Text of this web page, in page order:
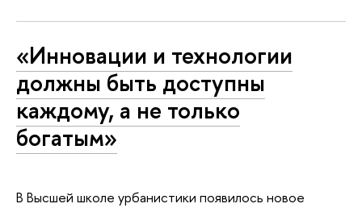
«Инновации и технологии
должны быть доступны
каждому, а не только
богатым»
В Высшей школе урбанистики появилось новое